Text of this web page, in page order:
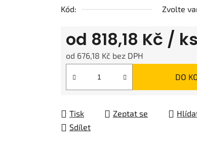
Kód:
Zvolte
od 818,18 Kč / ks
od 676,18 Kč bez DPH
DO
Tisk Zeptat se
Sdílet